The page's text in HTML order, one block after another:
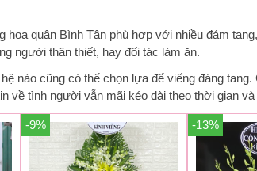
hoa quận Bình Tân phù hợp với nhiều đám
người thân thiết, hay đối tác làm ăn.
nào cũng có thể chọn lựa để viếng đáng
về tình người vẫn mãi kéo dài theo thời gian
-9% -13%